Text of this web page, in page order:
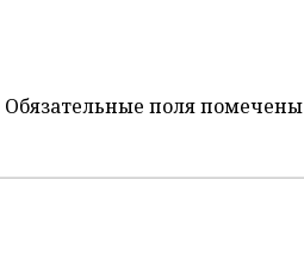
Обязательные поля помечены